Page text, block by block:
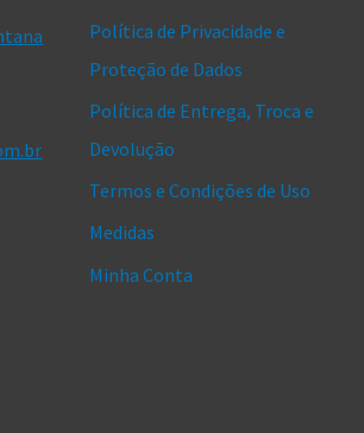
Política de Privacidade e
Proteção de Dados
Política de Entrega, Troca e
Devolução
Termos e Condições de Uso
Medidas
Minha Conta